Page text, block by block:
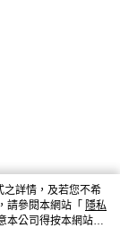
之詳情，及若您不希
請參閱本網站「 隱私
本公司得按本網站使